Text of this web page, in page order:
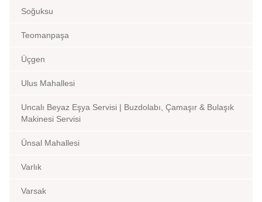
Soğuksu
Teomanpaşa
Üçgen
Ulus Mahallesi
Uncalı Beyaz Eşya Servisi | Buzdolabı, Çamaşır & Bulaşık
Makinesi Servisi
Ünsal Mahallesi
Varlık
Varsak